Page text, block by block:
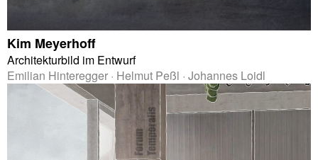
Kim Meyerhoff
Architekturbild im Entwurf
Emilian Hinteregger · Helmut Peßl · Johannes Loidl